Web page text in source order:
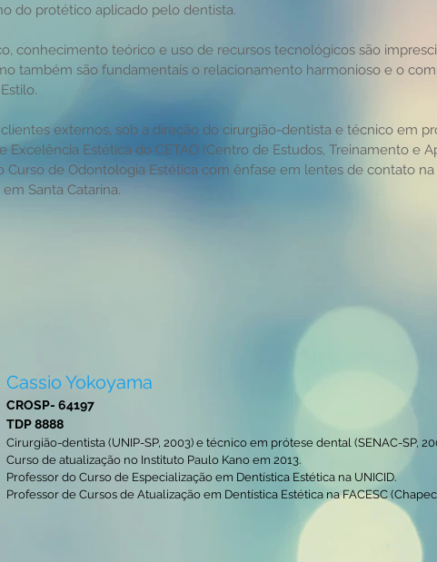
do protético aplicado pelo dentista.
conhecimento teórico e uso de recursos tecnológicos são
também são fundamentais o relacionamento harmonioso e o
externos, sob a direção do cirurgião-dentista e técnico em
Excelência Estética do CETAO (Centro de Estudos, Treinamento e
Curso de Odontologia Estética com ênfase em lentes de contato na
Santa Catarina.
Cassio Yokoyama
CROSP- 64197
TDP 8888
Cirurgião-dentista (UNIP-SP, 2003) e técnico em prótese dental (SENAC-SP,
Curso de atualização no Instituto Paulo Kano em 2013.
Professor do Curso de Especialização em Dentística Estética na UNICID.
Professor de Cursos de Atualização em Dentística Estética na FACESC